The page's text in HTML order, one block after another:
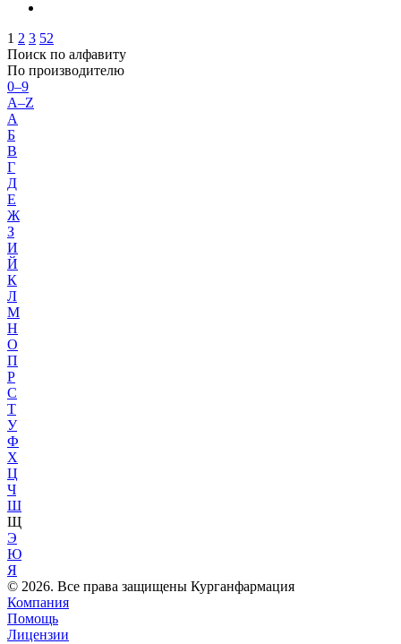
1 2 3 52
Поиск по алфавиту
По производителю
0–9
A–Z
А
Б
В
Г
Д
Е
Ж
З
И
Й
К
Л
М
Н
О
П
Р
С
Т
У
Ф
Х
Ц
Ч
Ш
Щ
Э
Ю
Я
© 2026. Все права защищены Курганфармация
Компания
Помощь
Лицензии